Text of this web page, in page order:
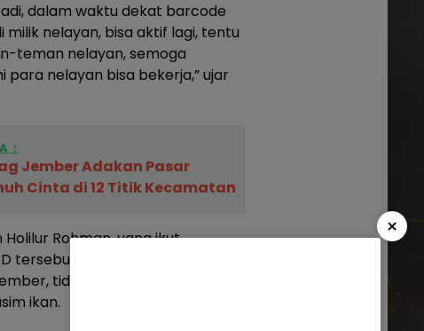
dalam waktu dekat barcode
nelayan, bisa aktif lagi, tentu
teman nelayan, semoga
nelayan bisa bekerja,” ujar
:
Jember Adakan Pasar
Cinta di 12 Titik Kecamatan
Rohman, yang ikut
tersebut, bahwa sudah dua
tidak bisa bekerja mencari
ikan.
×